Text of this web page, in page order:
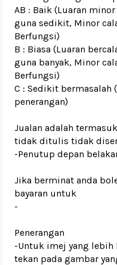
AB : Baik (Luaran minor
guna sedikit, Minor
Berfungsi)
B : Biasa (Luaran
guna banyak, Minor
Berfungsi)
C : Sedikit bermasalah
penerangan)
Jualan adalah
tidak ditulis tidak
-Penutup depan
Jika berminat anda
bayaran untuk
-
Penerangan
-Untuk imej yang lebih
tekan pada gambar